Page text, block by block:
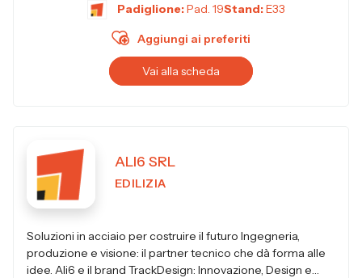
Padiglione:Pad. 19Stand:E33
Aggiungi ai preferiti
Vai alla scheda
ALI6 SRL
EDILIZIA
Soluzioni in acciaio per costruire il futuro Ingegneria,
produzione e visione: il partner tecnico che dà forma alle
idee. Ali6 e il brand TrackDesign: Innovazione, Design e